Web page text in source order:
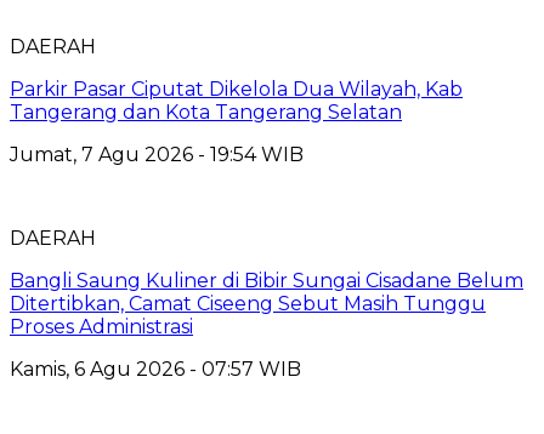
DAERAH
Parkir Pasar Ciputat Dikelola Dua Wilayah, Kab
Tangerang dan Kota Tangerang Selatan
Jumat, 7 Agu 2026 - 19:54 WIB
DAERAH
Bangli Saung Kuliner di Bibir Sungai Cisadane Belum
Ditertibkan, Camat Ciseeng Sebut Masih Tunggu
Proses Administrasi
Kamis, 6 Agu 2026 - 07:57 WIB